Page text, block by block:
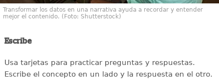
Transformar los datos en una narrativa ayuda a recordar y entender
mejor el contenido. (Foto: Shutterstock)
Escribe
Usa tarjetas para practicar preguntas y respuestas.
Escribe el concepto en un lado y la respuesta en el otro.